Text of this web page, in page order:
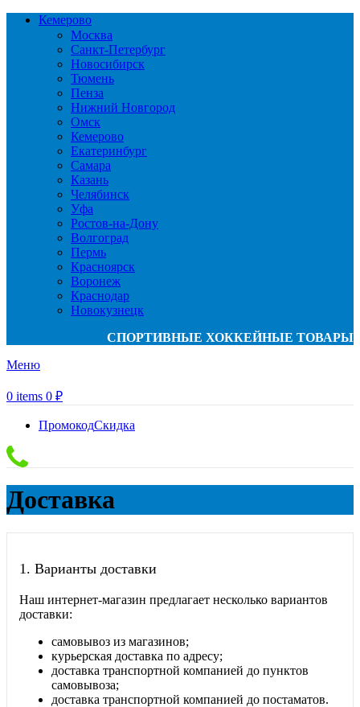
Кемерово
Москва
Санкт-Петербург
Новосибирск
Тюмень
Пенза
Нижний Новгород
Омск
Кемерово
Екатеринбург
Самара
Казань
Челябинск
Уфа
Ростов-на-Дону
Волгоград
Пермь
Красноярск
Воронеж
Краснодар
Новокузнецк
СПОРТИВНЫЕ ХОККЕЙНЫЕ ТОВАРЫ
Меню
0 items 0 ₽
ПромокодСкидка
Доставка
1. Варианты доставки
Наш интернет-магазин предлагает несколько вариантов
доставки:
самовывоз из магазинов;
курьерская доставка по адресу;
доставка транспортной компанией до пунктов
самовывоза;
доставка транспортной компанией до постаматов.